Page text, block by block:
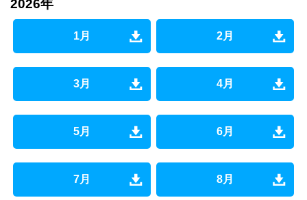
2026年
1月 2月
3月 4月
5月 6月
7月 8月